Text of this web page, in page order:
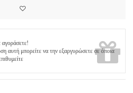
αγοράσετε!
αυτή μπορείτε να την εξαργυρώσετε σε όποια